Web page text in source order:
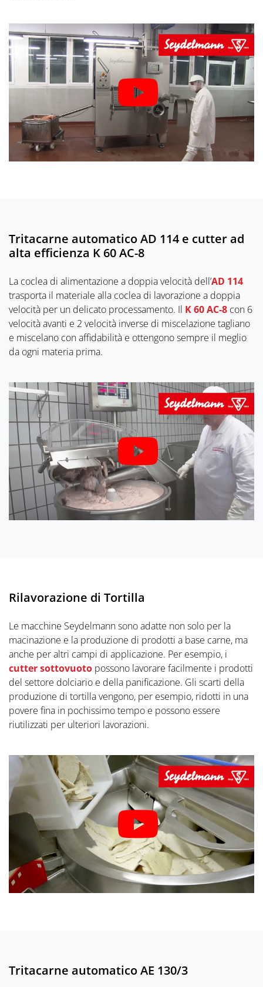
Tritacarne automatico AD 114 e cutter ad
alta efficienza K 60 AC-8
La coclea di alimentazione a doppia velocità dell’AD 114
trasporta il materiale alla coclea di lavorazione a doppia
velocità per un delicato processamento. Il K 60 AC-8 con 6
velocità avanti e 2 velocità inverse di miscelazione tagliano
e miscelano con affidabilità e ottengono sempre il meglio
da ogni materia prima.
Rilavorazione di Tortilla
Le macchine Seydelmann sono adatte non solo per la
macinazione e la produzione di prodotti a base carne, ma
anche per altri campi di applicazione. Per esempio, i
cutter sottovuoto possono lavorare facilmente i prodotti
del settore dolciario e della panificazione. Gli scarti della
produzione di tortilla vengono, per esempio, ridotti in una
povere fina in pochissimo tempo e possono essere
riutilizzati per ulteriori lavorazioni.
Tritacarne automatico AE 130/3